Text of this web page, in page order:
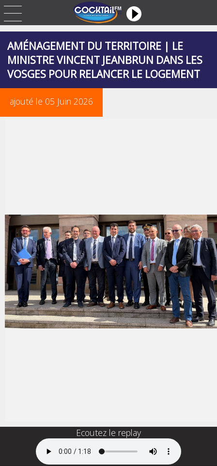
AMÉNAGEMENT DU TERRITOIRE | LE
MINISTRE VINCENT JEANBRUN DANS LES
VOSGES POUR RELANCER LE LOGEMENT
ajouté le 05 Juin 2026
Ecoutez le replay